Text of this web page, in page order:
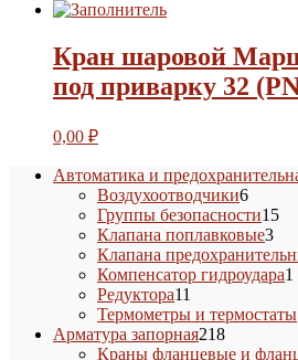
Кран шаровой
под приварку 32
0,00 ₽
Автоматика и
Воздухоотводчики66
товаров
Группы безопасности1515
Клапана поплавковые33
Клапана
Компенсатор гидроудара1
Редуктора11
товаров
Термометры и термостаты
Арматура запорная218218
товаров
Краны фланцевые и